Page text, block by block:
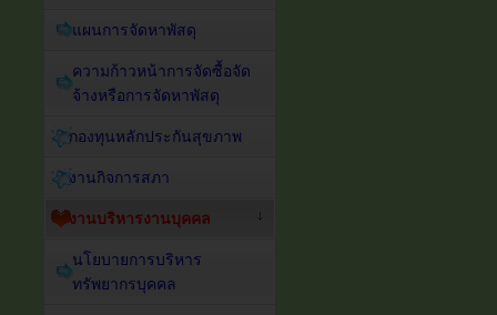
แผนการจัดหาพัสดุ
ความก้าวหน้าการจัดซื้อจัด
จ้างหรือการจัดหาพัสดุ
กองทุนหลักประกันสุขภาพ
งานกิจการสภา
งานบริหารงานบุคคล
นโยบายการบริหาร
ทรัพยากรบุคคล